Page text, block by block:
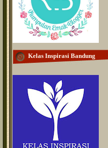
Kelas Inspirasi Bandung